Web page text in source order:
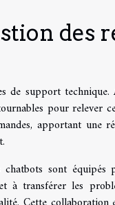
des
de support technique.
pour relever
apportant une
sont équipés
transférer les